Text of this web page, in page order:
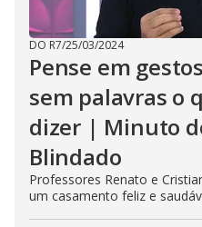
DO R7/25/03/2024
Pense em
sem palavras o
dizer | Minuto
Blindado
Professores Renato e
um casamento feliz e